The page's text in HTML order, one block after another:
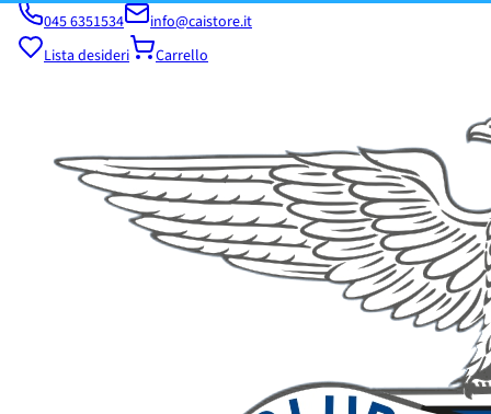
045 6351534
info@caistore.it
Lista desideri
Carrello